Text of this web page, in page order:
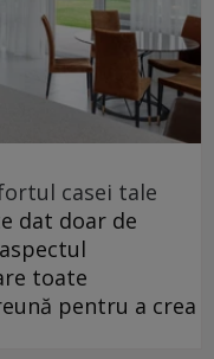
casei tale
dat doar de
toate
pentru a crea